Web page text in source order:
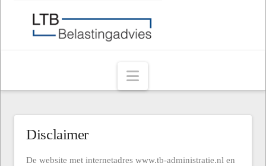
Navigation
Disclaimer
De website met internetadres www.tb-administratie.nl en